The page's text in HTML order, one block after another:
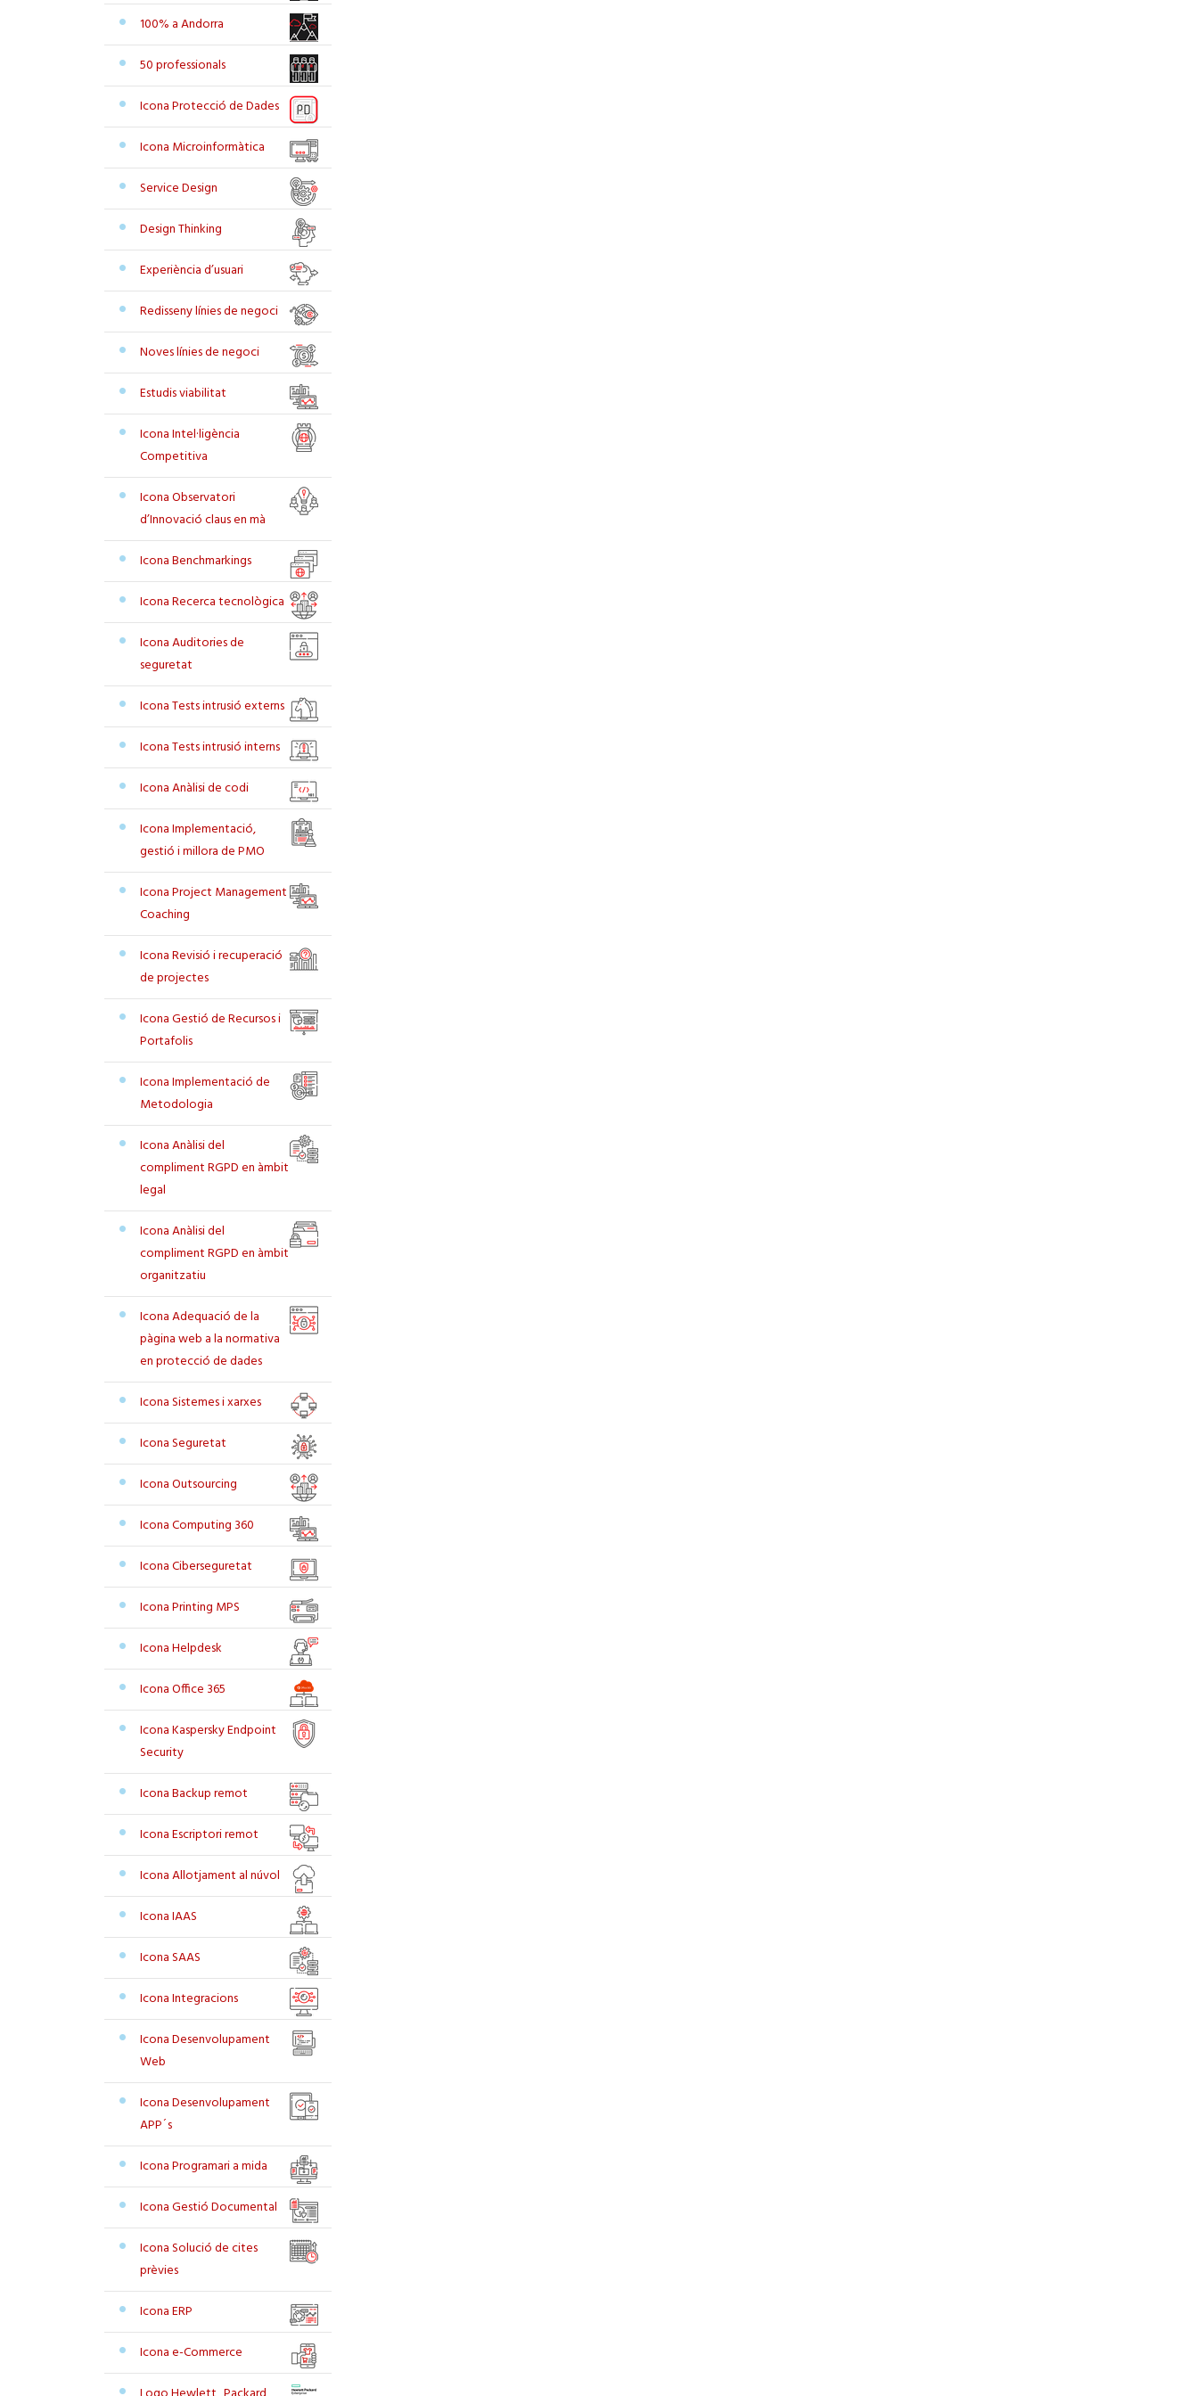
100% a Andorra
50 professionals
Icona Protecció de Dades
Icona Microinformàtica
Service Design
Design Thinking
Experiència d’usuari
Redisseny línies de negoci
Noves línies de negoci
Estudis viabilitat
Icona Intel·ligència
Competitiva
Icona Observatori
d’Innovació claus en mà
Icona Benchmarkings
Icona Recerca tecnològica
Icona Auditories de
seguretat
Icona Tests intrusió externs
Icona Tests intrusió interns
Icona Anàlisi de codi
Icona Implementació,
gestió i millora de PMO
Icona Project Management
Coaching
Icona Revisió i recuperació
de projectes
Icona Gestió de Recursos i
Portafolis
Icona Implementació de
Metodologia
Icona Anàlisi del
compliment RGPD en àmbit
legal
Icona Anàlisi del
compliment RGPD en àmbit
organitzatiu
Icona Adequació de la
pàgina web a la normativa
en protecció de dades
Icona Sistemes i xarxes
Icona Seguretat
Icona Outsourcing
Icona Computing 360
Icona Ciberseguretat
Icona Printing MPS
Icona Helpdesk
Icona Office 365
Icona Kaspersky Endpoint
Security
Icona Backup remot
Icona Escriptori remot
Icona Allotjament al núvol
Icona IAAS
Icona SAAS
Icona Integracions
Icona Desenvolupament
Web
Icona Desenvolupament
APP´s
Icona Programari a mida
Icona Gestió Documental
Icona Solució de cites
prèvies
Icona ERP
Icona e-Commerce